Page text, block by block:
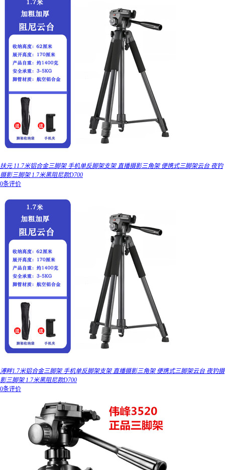
扶元 11.7米铝合金三脚架 手机单反脚架支架 直播摄影三角架 便携式三脚架云台 夜钓
摄影三脚架 1.7米黑阻尼款D700
0条评价
溥畔1.7米铝合金三脚架 手机单反脚架支架 直播摄影三角架 便携式三脚架云台 夜钓摄
影三脚架 1.7米黑阻尼款D700
0条评价